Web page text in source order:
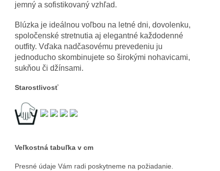
jemný a sofistikovaný vzhľad.
Blúzka je ideálnou voľbou na letné dni, dovolenku,
spoločenské stretnutia aj elegantné každodenné
outfity. Vďaka nadčasovému prevedeniu ju
jednoducho skombinujete so širokými nohavicami,
sukňou či džínsami.
Starostlivosť
Veľkostná tabuľka v cm
Presné údaje Vám radi poskytneme na požiadanie.